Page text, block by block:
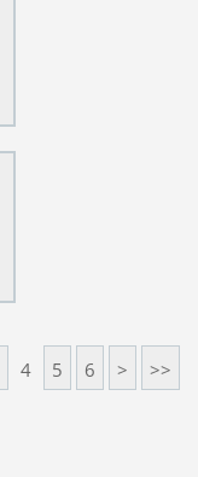
4 5 6 > >>